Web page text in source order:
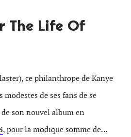
The Life Of
ce philanthrope de Kanye
modestes de ses fans de se
son nouvel album en
, pour la modique somme de…